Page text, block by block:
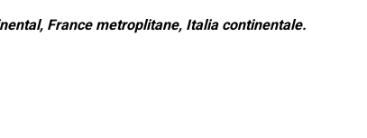
France metroplitane, Italia continentale.